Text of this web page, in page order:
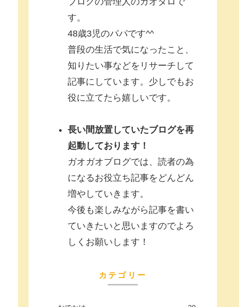
す。
48歳3児のパパです^^
普段の生活で気になったこと、
知りたい事などをリサーチして
記事にしています。少しでもお
役に立てたら嬉しいです。
長い間放置していたブログを再
起動しております！
ガオガオブログでは、読者の為
になるお役立ち記事をどんどん
増やしていきます。
今後も楽しみながら記事を書い
ていきたいと思いますのでよろ
しくお願いします！
カテゴリー